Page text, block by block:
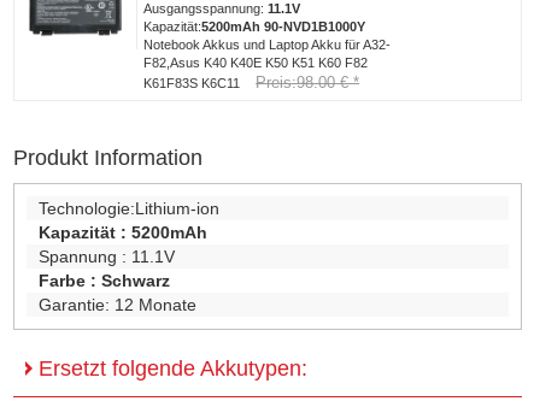
Ausgangsspannung:11.1V
Kapazität:5200mAh 90-NVD1B1000Y
Notebook Akkus und Laptop Akku für A32-
F82,Asus K40 K40E K50 K51 K60 F82
K61F83S K6C11
Preis:98.00 € *
Produkt Information
Technologie:Lithium-ion
Kapazität :5200mAh
Spannung : 11.1V
Farbe :Schwarz
Garantie: 12 Monate
Ersetzt folgende Akkutypen: